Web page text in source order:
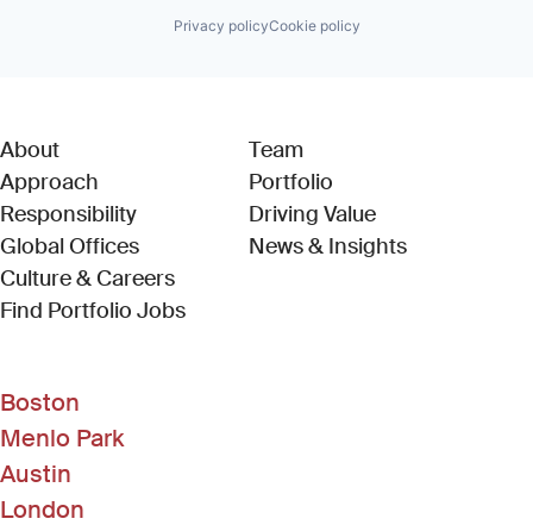
Privacy policyCookie policy
About
Approach
Responsibility
Global Offices
Culture & Careers
Find Portfolio Jobs(Link opens in new window)
Team
Portfolio
Driving Value
News & Insights
Boston
Menlo Park
Austin
London